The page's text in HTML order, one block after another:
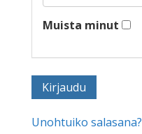
Muista minut
Unohtuiko salasana?